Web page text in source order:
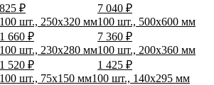
825 ₽
7 040 ₽
100 шт., 250х320 мм
1 660 ₽
100 шт., 500х600 мм
7 360 ₽
100 шт., 230х280 мм
1 520 ₽
100 шт., 200х360 мм
1 425 ₽
100 шт., 75х150 мм100 шт., 140х295 мм